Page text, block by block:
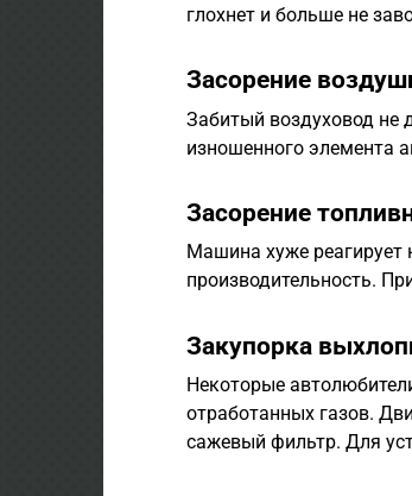
глохнет и больше не
Засорение
Забитый воздуховод не
изношенного элемента
Засорение
Машина хуже реагирует
производительность.
Закупорка
Некоторые
отработанных газов.
сажевый фильтр. Для